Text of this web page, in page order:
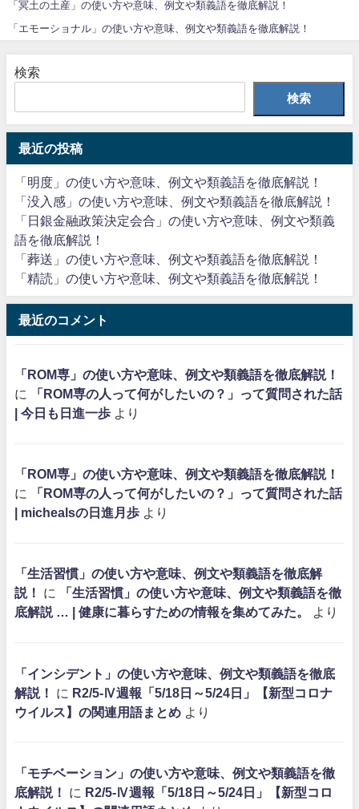
「冥土の土産」の使い方や意味、例文や類義語を徹底解説！
「エモーショナル」の使い方や意味、例文や類義語を徹底解説！
検索
検索
最近の投稿
「明度」の使い方や意味、例文や類義語を徹底解説！
「没入感」の使い方や意味、例文や類義語を徹底解説！
「日銀金融政策決定会合」の使い方や意味、例文や類義
語を徹底解説！
「葬送」の使い方や意味、例文や類義語を徹底解説！
「精読」の使い方や意味、例文や類義語を徹底解説！
最近のコメント
「ROM専」の使い方や意味、例文や類義語を徹底解説！
に
「ROM専の人って何がしたいの？」って質問された話
| 今日も日進一歩 より
「ROM専」の使い方や意味、例文や類義語を徹底解説！
に
「ROM専の人って何がしたいの？」って質問された話
| michealsの日進月歩 より
「生活習慣」の使い方や意味、例文や類義語を徹底解
説！
に
「生活習慣」の使い方や意味、例文や類義語を徹
底解説 … | 健康に暮らすための情報を集めてみた。
より
「インシデント」の使い方や意味、例文や類義語を徹底
解説！
に R2/5-Ⅳ週報「5/18日～5/24日」【新型コロナ
ウイルス】の関連用語まとめ より
「モチベーション」の使い方や意味、例文や類義語を徹
底解説！
に R2/5-Ⅳ週報「5/18日～5/24日」【新型コロ